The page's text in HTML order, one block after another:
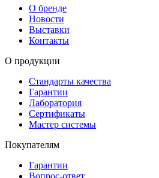
О бренде
Новости
Выставки
Контакты
О продукции
Стандарты качества
Гарантии
Лаборатория
Сертификаты
Мастер системы
Покупателям
Гарантии